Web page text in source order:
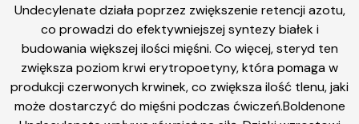
Undecylenate działa poprzez zwiększenie retencji azotu,
co prowadzi do efektywniejszej syntezy białek i
budowania większej ilości mięśni. Co więcej, steryd ten
zwiększa poziom krwi erytropoetyny, która pomaga w
produkcji czerwonych krwinek, co zwiększa ilość tlenu, jaki
może dostarczyć do mięśni podczas ćwiczeń.Boldenone